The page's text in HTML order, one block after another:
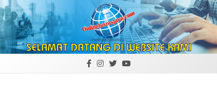
Skip
to
content